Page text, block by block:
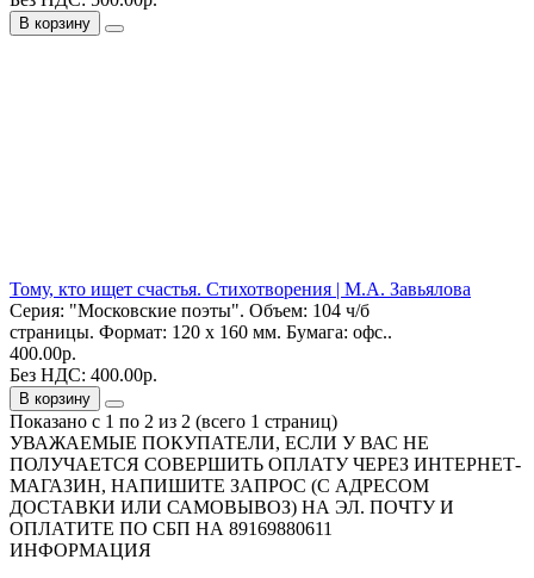
В корзину
Тому, кто ищет счастья. Стихотворения | М.А. Завьялова
Серия: "Московские поэты". Объем: 104 ч/б
страницы. Формат: 120 х 160 мм. Бумага: офс..
400.00р.
Без НДС: 400.00р.
В корзину
Показано с 1 по 2 из 2 (всего 1 страниц)
УВАЖАЕМЫЕ ПОКУПАТЕЛИ, ЕСЛИ У ВАС НЕ
ПОЛУЧАЕТСЯ СОВЕРШИТЬ ОПЛАТУ ЧЕРЕЗ ИНТЕРНЕТ-
МАГАЗИН, НАПИШИТЕ ЗАПРОС (С АДРЕСОМ
ДОСТАВКИ ИЛИ САМОВЫВОЗ) НА ЭЛ. ПОЧТУ И
ОПЛАТИТЕ ПО СБП НА 89169880611
ИНФОРМАЦИЯ